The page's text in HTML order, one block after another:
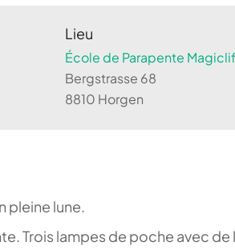
Lieu
École de Parapente
Bergstrasse 68
8810 Horgen
pleine lune.
Trois lampes de poche avec